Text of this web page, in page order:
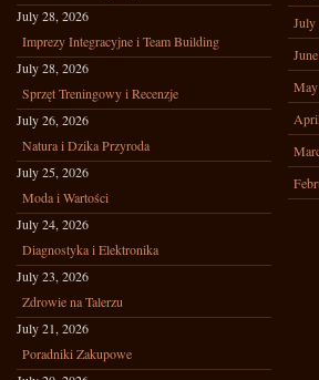
July 28, 2026
Imprezy Integracyjne i Team Building
July 28, 2026
Sprzęt Treningowy i Recenzje
July 26, 2026
Natura i Dzika Przyroda
July 25, 2026
Moda i Wartości
July 24, 2026
Diagnostyka i Elektronika
July 23, 2026
Zdrowie na Talerzu
July 21, 2026
Poradniki Zakupowe
July